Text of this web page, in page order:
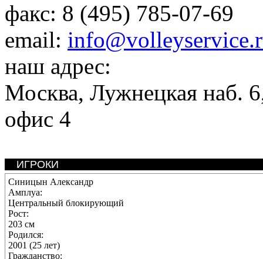
факс: 8 (495) 785-07-69
email:
наш адрес:
Москва, Лужнецкая наб.
офис 4
ИГРОКИ
Синицын Александр
Амплуа:
Центральный блокирующий
Рост:
203 см
Родился:
2001 (25 лет)
Гражданство: